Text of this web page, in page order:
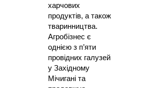
харчових
продуктів, а також
тваринництва.
Агробізнес є
однією з п’яти
провідних галузей
у Західному
Мічигані та